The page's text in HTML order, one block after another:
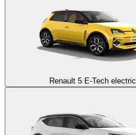
Renault 5 E-Tech electric